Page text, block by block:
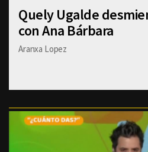
Quely Ugalde
con Ana Bárbara
Aranxa Lopez